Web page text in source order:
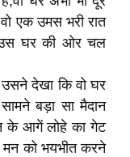
एक उमस भरी रात
उस घर की ओर चल
देखा कि वो घर
बड़ा सा मैदान
के आगें लोहे का गेट
मन को भयभीत करने